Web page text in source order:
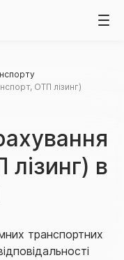
ОТП лізинг)
в
транспортних